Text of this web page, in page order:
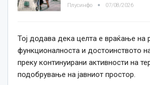
Плусинфо 07/08/2026
Тој додава дека целта е враќање на
функционалноста и достоинството
преку континуирани активности на
подобрување на јавниот простор.